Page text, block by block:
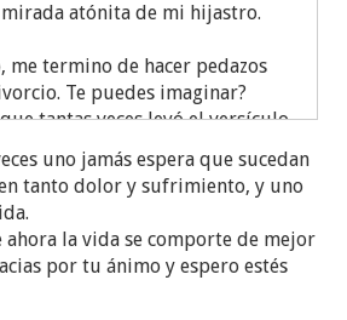
atónita de mi hijastro.
me termino de hacer pedazos
Te puedes imaginar?
tantas veces leyó el versículo
odia un divorciarse no solo
cuando me di cuenta
con otra persona (porque si no
iba a entablar una demanda
sino que ademas, por ser
precursora de la
el apoyo y el respaldo de
uno jamás espera que sucedan
tanto dolor y sufrimiento, y uno
ahora la vida se comporte de mejor
por tu ánimo y espero estés